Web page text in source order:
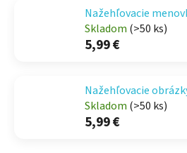
Nažehľovacie
Skladom (>50 ks)
5,99 €
Nažehľovacie
Skladom (>50 ks)
5,99 €